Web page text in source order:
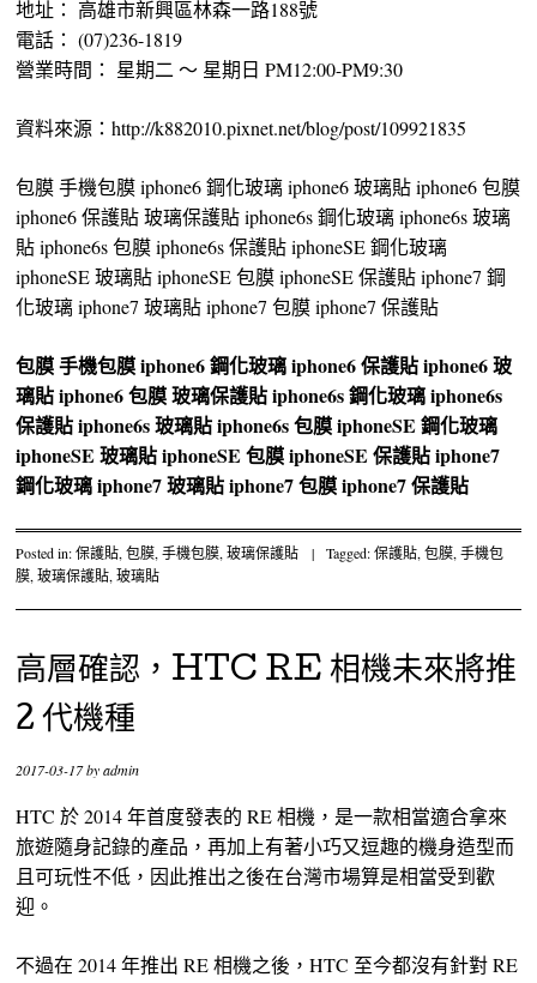
地址： 高雄市新興區林森一路188號
電話： (07)236-1819
營業時間： 星期二 ～ 星期日 PM12:00-PM9:30
資料來源：http://k882010.pixnet.net/blog/post/109921835
包膜 手機包膜 iphone6 鋼化玻璃 iphone6 玻璃貼 iphone6 包膜
iphone6 保護貼 玻璃保護貼 iphone6s 鋼化玻璃 iphone6s 玻璃
貼 iphone6s 包膜 iphone6s 保護貼 iphoneSE 鋼化玻璃
iphoneSE 玻璃貼 iphoneSE 包膜 iphoneSE 保護貼 iphone7 鋼
化玻璃 iphone7 玻璃貼 iphone7 包膜 iphone7 保護貼
包膜手機包膜iphone6 鋼化玻璃iphone6 保護貼iphone6 玻
璃貼iphone6 包膜玻璃保護貼iphone6s 鋼化玻璃iphone6s
保護貼iphone6s 玻璃貼iphone6s 包膜iphoneSE 鋼化玻璃
iphoneSE 玻璃貼iphoneSE 包膜iphoneSE 保護貼iphone7
鋼化玻璃iphone7 玻璃貼iphone7 包膜iphone7 保護貼
Posted in:保護貼,包膜,手機包膜,玻璃保護貼 | Tagged:保護貼,包膜,手機包
膜,玻璃保護貼,玻璃貼
高層確認，HTC RE 相機未來將推
2 代機種
2017-03-17byadmin
HTC 於 2014 年首度發表的 RE 相機，是一款相當適合拿來
旅遊隨身記錄的產品，再加上有著小巧又逗趣的機身造型而
且可玩性不低，因此推出之後在台灣市場算是相當受到歡
迎。
不過在 2014 年推出 RE 相機之後，HTC 至今都沒有針對 RE